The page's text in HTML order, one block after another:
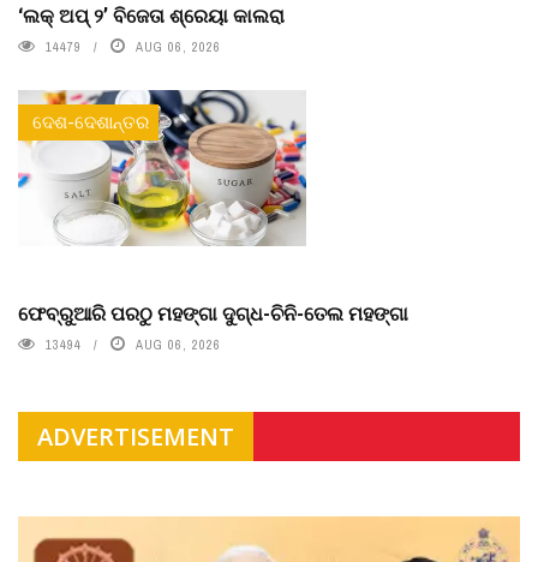
‘ଲକ୍ ଅପ୍ ୨’ ବିଜେତା ଶ୍ରେୟା କାଲରା
14479 AUG 06, 2026
ଦେଶ-ଦେଶାନ୍ତର
ଫେବ୍ରୁଆରି ପରଠୁ ମହଙ୍ଗା ଦୁଗ୍ଧ-ଚିନି-ତେଲ ମହଙ୍ଗା
13494 AUG 06, 2026
ADVERTISEMENT